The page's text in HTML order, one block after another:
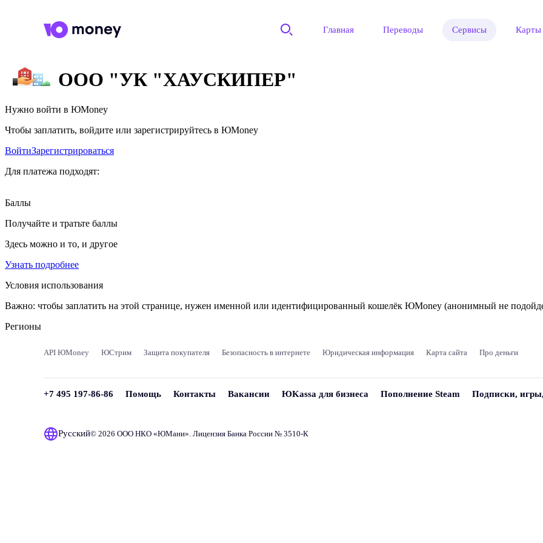
Главная Переводы Сервисы Карты
ООО "УК "ХАУСКИПЕР"
Нужно войти в ЮMoney
Чтобы заплатить, войдите или зарегистрируйтесь в ЮMoney
ВойтиЗарегистрироваться
Для платежа подходят:
Баллы
Получайте и тратьте баллы
Здесь можно и то, и другое
Узнать подробнее
Условия использования
Важно: чтобы заплатить на этой странице, нужен именной или идентифицированный кошелёк ЮMoney (анонимный не
Регионы
API ЮMoney ЮСтрим Защита покупателя Безопасность в интернете Юридическая информация Карта сайта Про деньги
+7 495 197-86-86 Помощь Контакты Вакансии ЮKassa для бизнеса Пополнение Steam Подписки,
Русский© 2026 ООО НКО «ЮМани». Лицензия Банка России № 3510‑К